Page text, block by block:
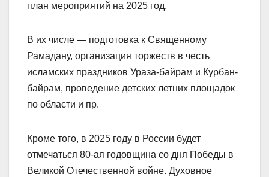
план мероприятий на 2025 год.
В их числе — подготовка к Священному
Рамадану, организация торжеств в честь
исламских праздников Ураза-байрам и Курбан-
байрам, проведение детских летних площадок
по области и пр.
Кроме того, в 2025 году в России будет
отмечаться 80-ая годовщина со дня Победы в
Великой Отечественной войне. Духовное